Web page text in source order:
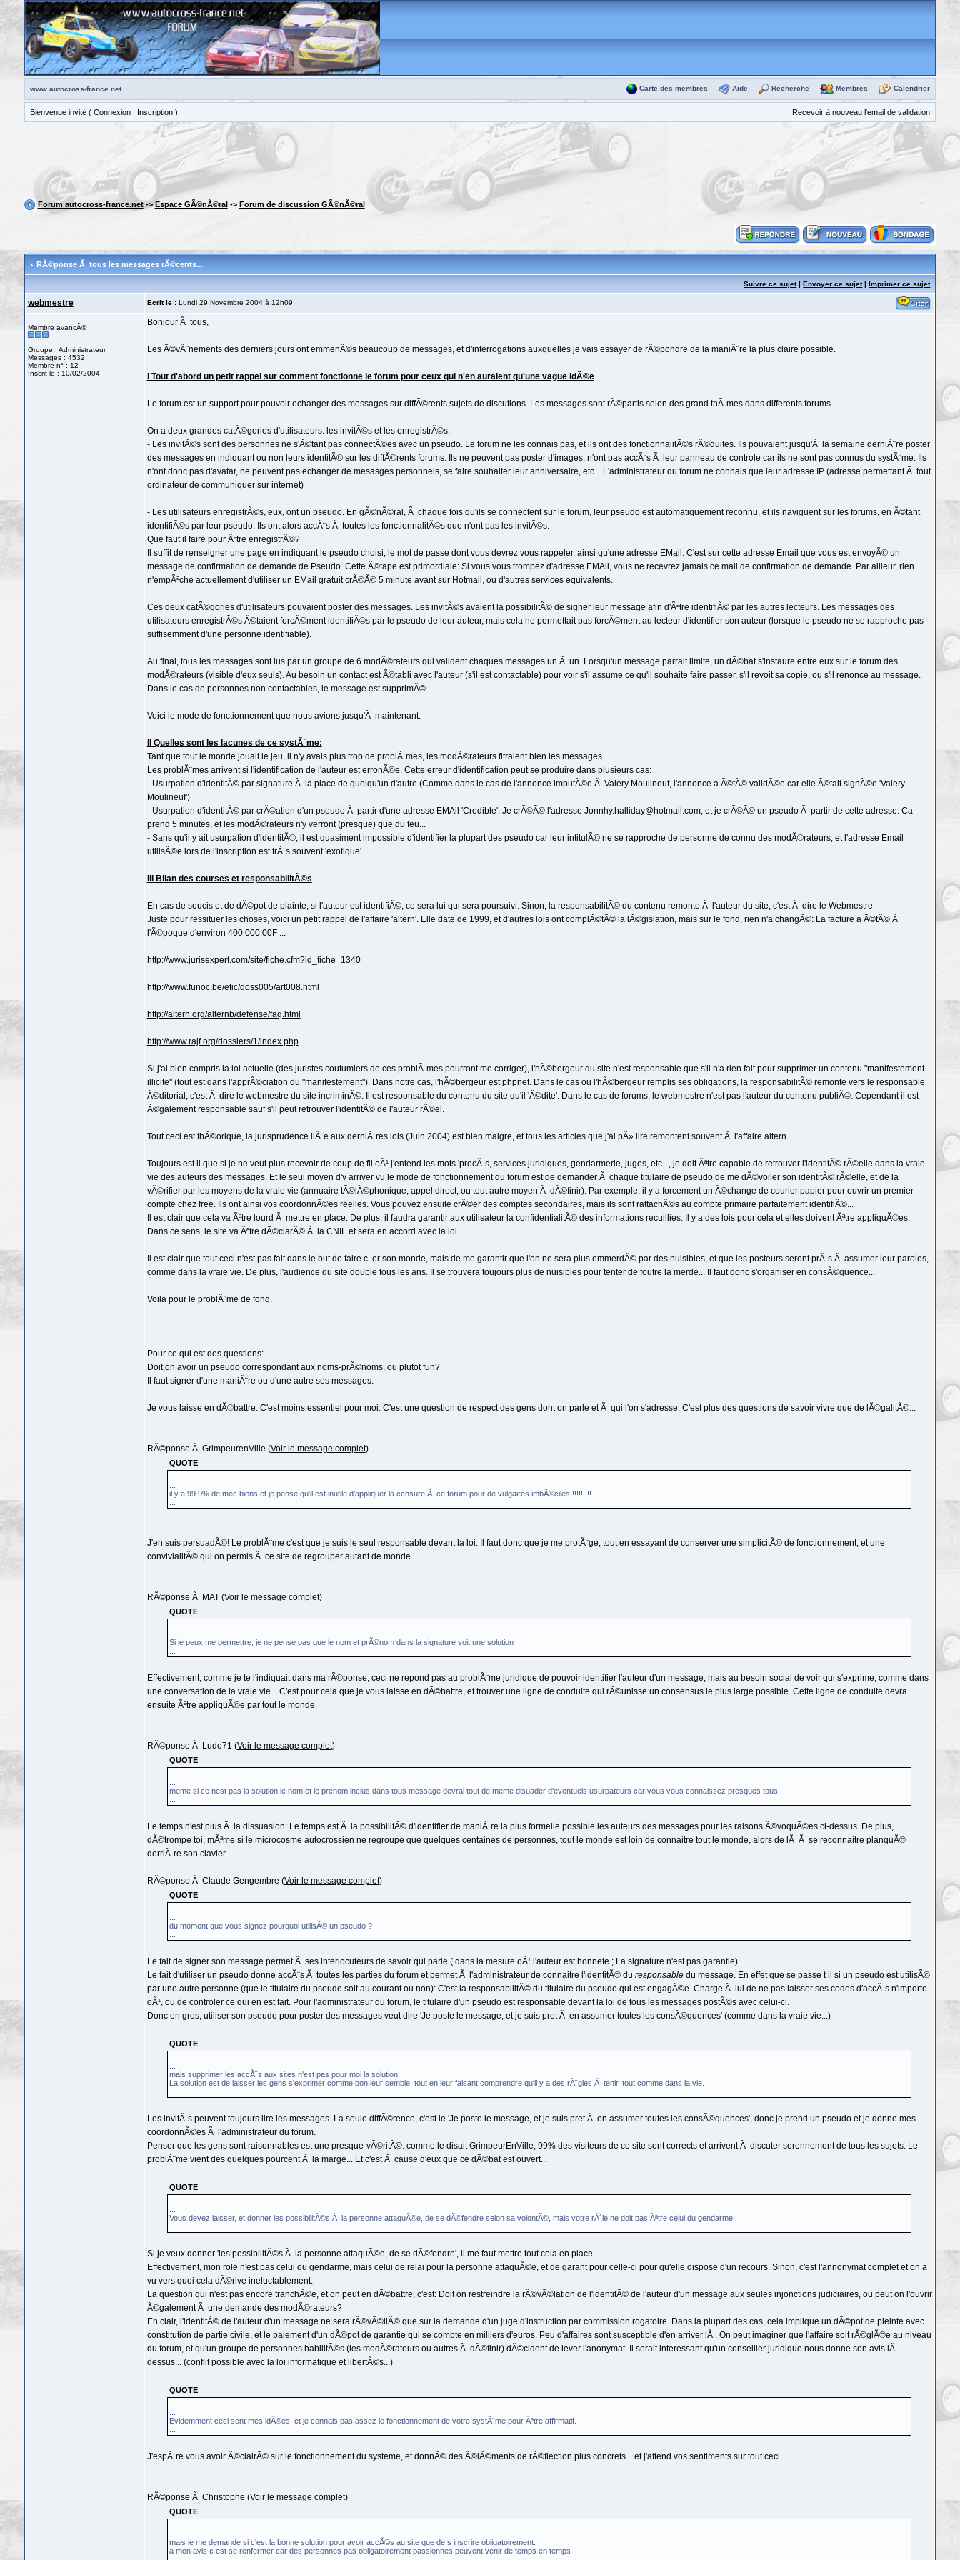
www.autocross-france.net Carte des membres Aide Recherche Membres Calendrier
Bienvenue invité ( Connexion| Inscription) Recevoir à nouveau l'email de validation
Forum autocross-france.net->Espace GÃ©nÃ©ral-> Forum de discussion GÃ©nÃ©ral
RÃ©ponse Ã tous les messages rÃ©cents...
Suivre ce sujet|Envoyer ce sujet|Imprimer ce sujet
webmestre Ecrit le :Lundi 29 Novembre 2004 à 12h09
Membre avancÃ©
Groupe : Administrateur
Messages : 4532
Membre n° : 12
Inscrit le : 10/02/2004
Bonjour Ã tous,
Les Ã©vÃ¨nements des derniers jours ont emmenÃ©s beaucoup de messages, et d'interrogations auxquelles je vais essayer de rÃ©pondre de la maniÃ¨re la plus claire possible.
I Tout d'abord un petit rappel sur comment fonctionne le forum pour ceux qui n'en auraient qu'une vague idÃ©e
Le forum est un support pour pouvoir echanger des messages sur diffÃ©rents sujets de discutions. Les messages sont rÃ©partis selon des grand thÃ¨mes dans differents forums.
On a deux grandes catÃ©gories d'utilisateurs: les invitÃ©s et les enregistrÃ©s.
- Les invitÃ©s sont des personnes ne s'Ã©tant pas connectÃ©es avec un pseudo. Le forum ne les connais pas, et ils ont des fonctionnalitÃ©s rÃ©duites. Ils pouvaient jusqu'Ã la semaine derniÃ¨re poster
des messages en indiquant ou non leurs identitÃ© sur les diffÃ©rents forums. Ils ne peuvent pas poster d'images, n'ont pas accÃ¨s Ã leur panneau de controle car ils ne sont pas connus du systÃ¨me. Ils
n'ont donc pas d'avatar, ne peuvent pas echanger de mesasges personnels, se faire souhaiter leur anniversaire, etc... L'administrateur du forum ne connais que leur adresse IP (adresse permettant Ã tout
ordinateur de communiquer sur internet)
- Les utilisateurs enregistrÃ©s, eux, ont un pseudo. En gÃ©nÃ©ral, Ã chaque fois qu'ils se connectent sur le forum, leur pseudo est automatiquement reconnu, et ils naviguent sur les forums, en Ã©tant
identifiÃ©s par leur pseudo. Ils ont alors accÃ¨s Ã toutes les fonctionnalitÃ©s que n'ont pas les invitÃ©s.
Que faut il faire pour Ãªtre enregistrÃ©?
Il suffit de renseigner une page en indiquant le pseudo choisi, le mot de passe dont vous devrez vous rappeler, ainsi qu'une adresse EMail. C'est sur cette adresse Email que vous est envoyÃ© un
message de confirmation de demande de Pseudo. Cette Ã©tape est primordiale: Si vous vous trompez d'adresse EMAil, vous ne recevrez jamais ce mail de confirmation de demande. Par ailleur, rien
n'empÃªche actuellement d'utiliser un EMail gratuit crÃ©Ã© 5 minute avant sur Hotmail, ou d'autres services equivalents.
Ces deux catÃ©gories d'utilisateurs pouvaient poster des messages. Les invitÃ©s avaient la possibilitÃ© de signer leur message afin d'Ãªtre identifiÃ© par les autres lecteurs. Les messages des
utilisateurs enregistrÃ©s Ã©taient forcÃ©ment identifiÃ©s par le pseudo de leur auteur, mais cela ne permettait pas forcÃ©ment au lecteur d'identifier son auteur (lorsque le pseudo ne se rapproche pas
suffisemment d'une personne identifiable).
Au final, tous les messages sont lus par un groupe de 6 modÃ©rateurs qui valident chaques messages un Ã un. Lorsqu'un message parrait limite, un dÃ©bat s'instaure entre eux sur le forum des
modÃ©rateurs (visible d'eux seuls). Au besoin un contact est Ã©tabli avec l'auteur (s'il est contactable) pour voir s'il assume ce qu'il souhaite faire passer, s'il revoit sa copie, ou s'il renonce au message.
Dans le cas de personnes non contactables, le message est supprimÃ©.
Voici le mode de fonctionnement que nous avions jusqu'Ã maintenant.
II Quelles sont les lacunes de ce systÃ¨me:
Tant que tout le monde jouait le jeu, il n'y avais plus trop de problÃ¨mes, les modÃ©rateurs fitraient bien les messages.
Les problÃ¨mes arrivent si l'identification de l'auteur est erronÃ©e. Cette erreur d'identification peut se produire dans plusieurs cas:
- Usurpation d'identitÃ© par signature Ã la place de quelqu'un d'autre (Comme dans le cas de l'annonce imputÃ©e Ã Valery Moulineuf, l'annonce a Ã©tÃ© validÃ©e car elle Ã©tait signÃ©e 'Valery
Moulineuf')
- Usurpation d'identitÃ© par crÃ©ation d'un pseudo Ã partir d'une adresse EMAil 'Credible': Je crÃ©Ã© l'adresse Jonnhy.halliday@hotmail.com, et je crÃ©Ã© un pseudo Ã partir de cette adresse. Ca
prend 5 minutes, et les modÃ©rateurs n'y verront (presque) que du feu...
- Sans qu'il y ait usurpation d'identitÃ©, il est quasiment impossible d'identifier la plupart des pseudo car leur intitulÃ© ne se rapproche de personne de connu des modÃ©rateurs, et l'adresse Email
utilisÃ©e lors de l'inscription est trÃ¨s souvent 'exotique'.
III Bilan des courses et responsabilitÃ©s
En cas de soucis et de dÃ©pot de plainte, si l'auteur est identifiÃ©, ce sera lui qui sera poursuivi. Sinon, la responsabilitÃ© du contenu remonte Ã l'auteur du site, c'est Ã dire le Webmestre.
Juste pour ressituer les choses, voici un petit rappel de l'affaire 'altern'. Elle date de 1999, et d'autres lois ont complÃ©tÃ© la lÃ©gislation, mais sur le fond, rien n'a changÃ©: La facture a Ã©tÃ© Ã
l'Ã©poque d'environ 400 000.00F ...
http://www.jurisexpert.com/site/fiche.cfm?id_fiche=1340
http://www.funoc.be/etic/doss005/art008.html
http://altern.org/alternb/defense/faq.html
http://www.rajf.org/dossiers/1/index.php
Si j'ai bien compris la loi actuelle (des juristes coutumiers de ces problÃ¨mes pourront me corriger), l'hÃ©bergeur du site n'est responsable que s'il n'a rien fait pour supprimer un contenu "manifestement
illicite" (tout est dans l'apprÃ©ciation du "manifestement"). Dans notre cas, l'hÃ©bergeur est phpnet. Dans le cas ou l'hÃ©bergeur remplis ses obligations, la responsabilitÃ© remonte vers le responsable
Ã©ditorial, c'est Ã dire le webmestre du site incriminÃ©. Il est responsable du contenu du site qu'il 'Ã©dite'. Dans le cas de forums, le webmestre n'est pas l'auteur du contenu publiÃ©. Cependant il est
Ã©galement responsable sauf s'il peut retrouver l'identitÃ© de l'auteur rÃ©el.
Tout ceci est thÃ©orique, la jurisprudence liÃ¨e aux derniÃ¨res lois (Juin 2004) est bien maigre, et tous les articles que j'ai pÃ» lire remontent souvent Ã l'affaire altern...
Toujours est il que si je ne veut plus recevoir de coup de fil oÃ¹ j'entend les mots 'procÃ¨s, services juridiques, gendarmerie, juges, etc..., je doit Ãªtre capable de retrouver l'identitÃ© rÃ©elle dans la vraie
vie des auteurs des messages. Et le seul moyen d'y arriver vu le mode de fonctionnement du forum est de demander Ã chaque titulaire de pseudo de me dÃ©voiler son identitÃ© rÃ©elle, et de la
vÃ©rifier par les moyens de la vraie vie (annuaire tÃ©lÃ©phonique, appel direct, ou tout autre moyen Ã dÃ©finir). Par exemple, il y a forcement un Ã©change de courier papier pour ouvrir un premier
compte chez free. Ils ont ainsi vos coordonnÃ©es reelles. Vous pouvez ensuite crÃ©er des comptes secondaires, mais ils sont rattachÃ©s au compte primaire parfaitement identifiÃ©...
Il est clair que cela va Ãªtre lourd Ã mettre en place. De plus, il faudra garantir aux utilisateur la confidentialitÃ© des informations recuillies. Il y a des lois pour cela et elles doivent Ãªtre appliquÃ©es.
Dans ce sens, le site va Ãªtre dÃ©clarÃ© Ã la CNIL et sera en accord avec la loi.
Il est clair que tout ceci n'est pas fait dans le but de faire c..er son monde, mais de me garantir que l'on ne sera plus emmerdÃ© par des nuisibles, et que les posteurs seront prÃ¨s Ã assumer leur paroles,
comme dans la vraie vie. De plus, l'audience du site double tous les ans. Il se trouvera toujours plus de nuisibles pour tenter de foutre la merde... Il faut donc s'organiser en consÃ©quence...
Voila pour le problÃ¨me de fond.
Pour ce qui est des questions:
Doit on avoir un pseudo correspondant aux noms-prÃ©noms, ou plutot fun?
Il faut signer d'une maniÃ¨re ou d'une autre ses messages.
Je vous laisse en dÃ©battre. C'est moins essentiel pour moi. C'est une question de respect des gens dont on parle et Ã qui l'on s'adresse. C'est plus des questions de savoir vivre que de lÃ©galitÃ©...
RÃ©ponse Ã GrimpeurenVille (Voir le message complet)
QUOTE
il y a 99.9% de mec biens et je pense qu'il est inutile d'appliquer la censure Ã ce forum pour de vulgaires imbÃ©ciles!!!!!!!!!!
J'en suis persuadÃ©! Le problÃ¨me c'est que je suis le seul responsable devant la loi. Il faut donc que je me protÃ¨ge, tout en essayant de conserver une simplicitÃ© de fonctionnement, et une
convivialitÃ© qui on permis Ã ce site de regrouper autant de monde.
RÃ©ponse Ã MAT (Voir le message complet)
QUOTE
Si je peux me permettre, je ne pense pas que le nom et prÃ©nom dans la signature soit une solution
Effectivement, comme je te l'indiquait dans ma rÃ©ponse, ceci ne repond pas au problÃ¨me juridique de pouvoir identifier l'auteur d'un message, mais au besoin social de voir qui s'exprime, comme dans
une conversation de la vraie vie... C'est pour cela que je vous laisse en dÃ©battre, et trouver une ligne de conduite qui rÃ©unisse un consensus le plus large possible. Cette ligne de conduite devra
ensuite Ãªtre appliquÃ©e par tout le monde.
RÃ©ponse Ã Ludo71 (Voir le message complet)
QUOTE
meme si ce nest pas la solution le nom et le prenom inclus dans tous message devrai tout de meme disuader d'eventuels usurpateurs car vous vous connaissez presques tous
Le temps n'est plus Ã la dissuasion: Le temps est Ã la possibilitÃ© d'identifier de maniÃ¨re la plus formelle possible les auteurs des messages pour les raisons Ã©voquÃ©es ci-dessus. De plus,
dÃ©trompe toi, mÃªme si le microcosme autocrossien ne regroupe que quelques centaines de personnes, tout le monde est loin de connaitre tout le monde, alors de lÃ Ã se reconnaitre planquÃ©
derriÃ¨re son clavier...
RÃ©ponse Ã Claude Gengembre (Voir le message complet)
QUOTE
du moment que vous signez pourquoi utilisÃ© un pseudo ?
Le fait de signer son message permet Ã ses interlocuteurs de savoir qui parle ( dans la mesure oÃ¹ l'auteur est honnete ; La signature n'est pas garantie)
Le fait d'utiliser un pseudo donne accÃ¨s Ã toutes les parties du forum et permet Ã l'administrateur de connaitre l'identitÃ© du responsabledu message. En effet que se passe t il si un pseudo est utilisÃ©
par une autre personne (que le titulaire du pseudo soit au courant ou non): C'est la responsabilitÃ© du titulaire du pseudo qui est engagÃ©e. Charge Ã lui de ne pas laisser ses codes d'accÃ¨s n'importe
oÃ¹, ou de controler ce qui en est fait. Pour l'administrateur du forum, le titulaire d'un pseudo est responsable devant la loi de tous les messages postÃ©s avec celui-ci.
Donc en gros, utiliser son pseudo pour poster des messages veut dire 'Je poste le message, et je suis pret Ã en assumer toutes les consÃ©quences' (comme dans la vraie vie...)
QUOTE
mais supprimer les accÃ¨s aux sites n'est pas pour moi la solution.
La solution est de laisser les gens s'exprimer comme bon leur semble, tout en leur faisant comprendre qu'il y a des rÃ¨gles Ã tenir, tout comme dans la vie.
Les invitÃ¨s peuvent toujours lire les messages. La seule diffÃ©rence, c'est le 'Je poste le message, et je suis pret Ã en assumer toutes les consÃ©quences', donc je prend un pseudo et je donne mes
coordonnÃ©es Ã l'administrateur du forum.
Penser que les gens sont raisonnables est une presque-vÃ©ritÃ©: comme le disait GrimpeurEnVille, 99% des visiteurs de ce site sont corrects et arrivent Ã discuter serennement de tous les sujets. Le
problÃ¨me vient des quelques pourcent Ã la marge... Et c'est Ã cause d'eux que ce dÃ©bat est ouvert...
QUOTE
Vous devez laisser, et donner les possibilitÃ©s Ã la personne attaquÃ©e, de se dÃ©fendre selon sa volontÃ©, mais votre rÃ´le ne doit pas Ãªtre celui du gendarme.
Si je veux donner 'les possibilitÃ©s Ã la personne attaquÃ©e, de se dÃ©fendre', il me faut mettre tout cela en place...
Effectivement, mon role n'est pas celui du gendarme, mais celui de relai pour la personne attaquÃ©e, et de garant pour celle-ci pour qu'elle dispose d'un recours. Sinon, c'est l'annonymat complet et on a
vu vers quoi cela dÃ©rive ineluctablement.
La question qui n'est pas encore tranchÃ©e, et on peut en dÃ©battre, c'est: Doit on restreindre la rÃ©vÃ©lation de l'identitÃ© de l'auteur d'un message aux seules injonctions judiciaires, ou peut on l'ouvrir
Ã©galement Ã une demande des modÃ©rateurs?
En clair, l'identitÃ© de l'auteur d'un message ne sera rÃ©vÃ©llÃ© que sur la demande d'un juge d'instruction par commission rogatoire. Dans la plupart des cas, cela implique un dÃ©pot de pleinte avec
constitution de partie civile, et le paiement d'un dÃ©pot de garantie qui se compte en milliers d'euros. Peu d'affaires sont susceptible d'en arriver lÃ . On peut imaginer que l'affaire soit rÃ©glÃ©e au niveau
du forum, et qu'un groupe de personnes habilitÃ©s (les modÃ©rateurs ou autres Ã dÃ©finir) dÃ©cident de lever l'anonymat. Il serait interessant qu'un conseiller juridique nous donne son avis lÃ
dessus... (conflit possible avec la loi informatique et libertÃ©s...)
QUOTE
Evidemment ceci sont mes idÃ©es, et je connais pas assez le fonctionnement de votre systÃ¨me pour Ãªtre affirmatif.
J'espÃ¨re vous avoir Ã©clairÃ© sur le fonctionnement du systeme, et donnÃ© des Ã©lÃ©ments de rÃ©flection plus concrets... et j'attend vos sentiments sur tout ceci...
RÃ©ponse Ã Christophe (Voir le message complet)
QUOTE
mais je me demande si c'est la bonne solution pour avoir accÃ©s au site que de s inscrire obligatoirement.
a mon avis c est se renfermer car des personnes pas obligatoirement passionnes peuvent venir de temps en temps